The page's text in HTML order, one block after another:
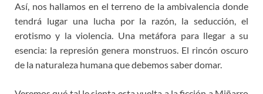
Así, nos hallamos en el terreno de la ambivalencia donde
tendrá lugar una lucha por la razón, la seducción, el
erotismo y la violencia. Una metáfora para llegar a su
esencia: la represión genera monstruos. El rincón oscuro
de la naturaleza humana que debemos saber domar.